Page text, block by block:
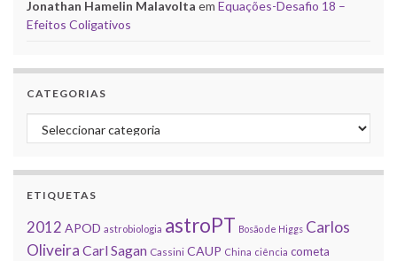
Jonathan Hamelin Malavolta em Equações-Desafio 18 –
Efeitos Coligativos
CATEGORIAS
Categorias
ETIQUETAS
2012 APOD astrobiologia astroPT Bosão de Higgs Carlos
Oliveira Carl Sagan Cassini CAUP China ciência cometa